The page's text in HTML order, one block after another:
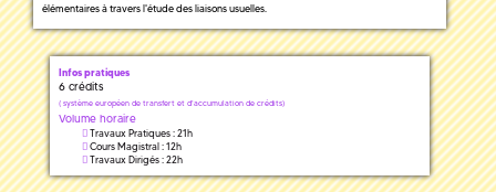
élémentaires à travers l'étude des liaisons usuelles.
Infos pratiques
6 crédits
( système européen de transfert et d'accumulation de crédits)
Volume horaire
Travaux Pratiques : 21h
Cours Magistral : 12h
Travaux Dirigés : 22h